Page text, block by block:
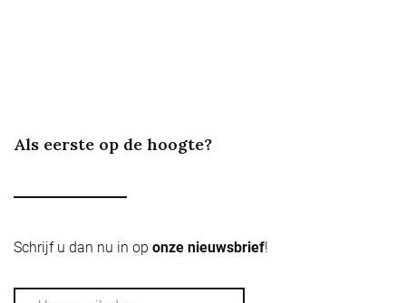
Als eerste op de hoogte?
Schrijf u dan nu in op onze nieuwsbrief!